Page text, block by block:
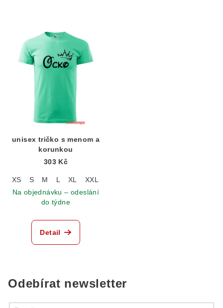
unisex tričko s menom a
korunkou
303 Kč
XS S M L XL XXL
Na objednávku – odeslání
do týdne
Detail
Odebírat newsletter